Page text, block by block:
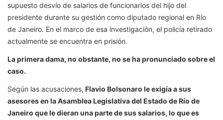
supuesto desvío de salarios de funcionarios del hijo del
presidente durante su gestión como diputado regional en Río
de Janeiro. En el marco de esa investigación, el policía retirado
actualmente se encuentra en prisión.
La primera dama, no obstante, no se ha pronunciado sobre el
caso.
Según las acusaciones, Flavio Bolsonaro le exigía a sus
asesores en la Asamblea Legislativa del Estado de Río de
Janeiro que le dieran una parte de sus salarios, lo que es